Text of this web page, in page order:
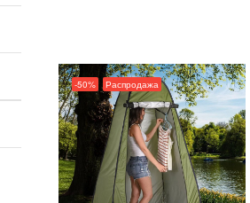
-50% Распродажа